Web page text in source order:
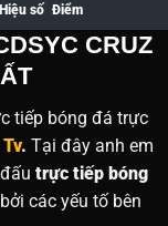
Hiệu số Điểm
CRUZ
tiếp bóng đá trực
Tv. Tại đây anh em
trực tiếp bóng
các yếu tố bên